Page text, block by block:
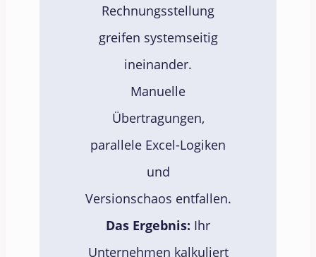
Rechnungsstellung
greifen systemseitig
ineinander.
Manuelle
Übertragungen,
parallele Excel-Logiken
und
Versionschaos entfallen.
Das Ergebnis: Ihr
Unternehmen kalkuliert